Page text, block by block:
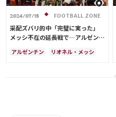
2024/07/15 FOOTBALL ZONE
采配ズバリ的中「完璧に実った」
メッシ不在の延長戦で…アルゼンチ
アルゼンチン
リオネル・メッシ